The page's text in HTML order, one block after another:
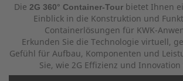
Die 2G 360° Container-Tourbietet Ihnen
Einblick in die Konstruktion und
Containerlösungen für KWK-
Erkunden Sie die Technologie virtuell,
Gefühl für Aufbau, Komponenten und
Sie, wie 2G Effizienz und